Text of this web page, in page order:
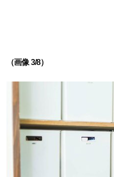
（画像 3/8）